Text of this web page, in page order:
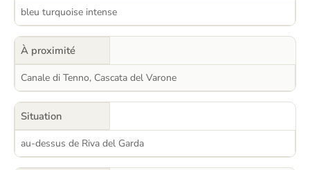
bleu turquoise intense
À proximité
Canale di Tenno, Cascata del Varone
Situation
au-dessus de Riva del Garda